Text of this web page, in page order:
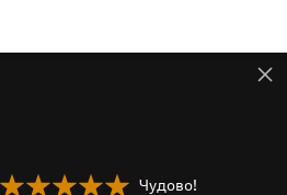
Чудово!